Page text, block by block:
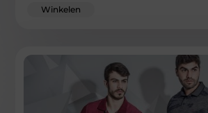
Winkelen